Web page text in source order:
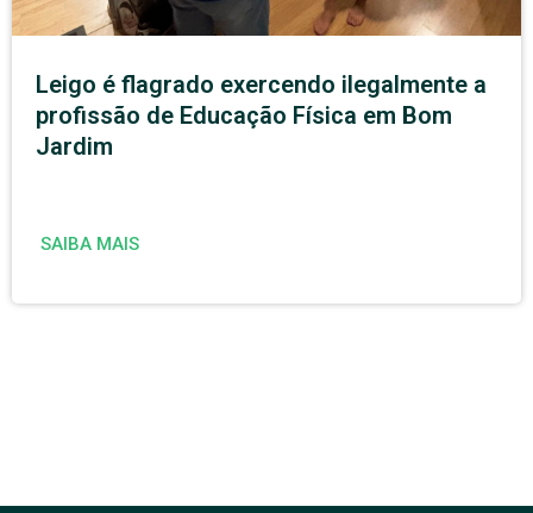
Leigo é flagrado exercendo ilegalmente a
profissão de Educação Física em Bom
Jardim
SAIBA MAIS